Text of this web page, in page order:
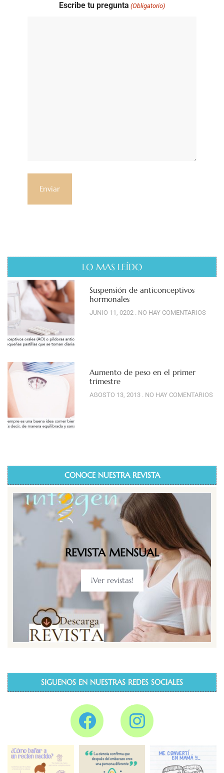
Escribe tu pregunta (Obligatorio)
LO MAS LEÍDO
Suspensión de anticonceptivos
hormonales
JUNIO 11, 0202 NO HAY COMENTARIOS
Aumento de peso en el primer
trimestre
AGOSTO 13, 2013 NO HAY COMENTARIOS
CONOCE NUESTRA REVISTA
REVISTA MENSUAL
¡Ver revistas!
SIGUENOS EN NUESTRAS REDES SOCIALES